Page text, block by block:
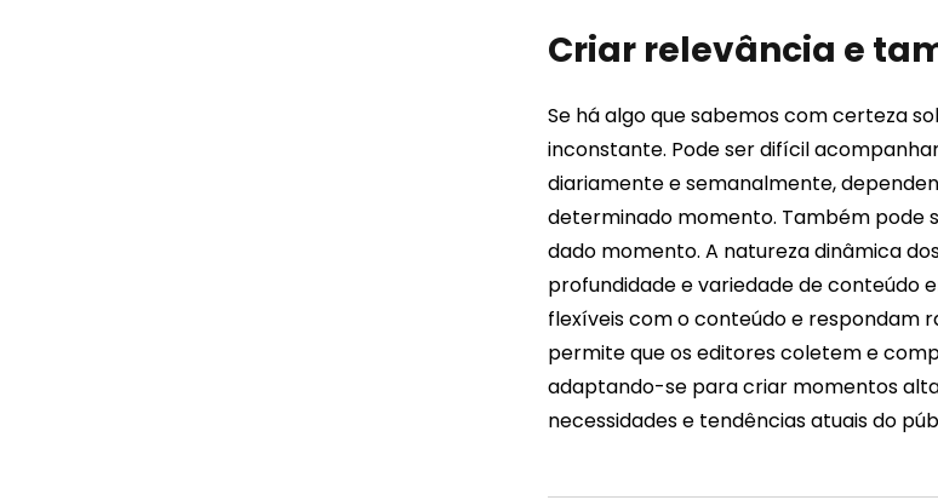
Criar relevância e
Se há algo que sabemos com certeza
inconstante. Pode ser difícil
diariamente e semanalmente,
determinado momento. Também pode
dado momento. A natureza dinâmica
profundidade e variedade de conteúdo
flexíveis com o conteúdo e respondam
permite que os editores coletem e
adaptando-se para criar momentos
necessidades e tendências atuais do